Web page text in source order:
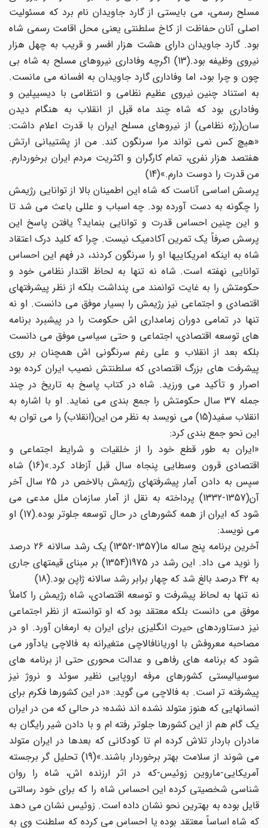
مسلح رسمی، می بایستی از گارد جاویدان نام برد که مسئولیت
اصلی آنان حفاظت از کاخ سلطنتی یعنی محل اقامت رسمی شاه
بود. گارد جاویدان دارای هشت هزار افسر و قریب به چهل هزار
نیروی وظیفه بود.(13) اگرچه وفاداری نیروهای مسلح به شاه بی
چون و چرا بود، اما وفاداری گارد جاویدان به افسانه می مانست.
به استناد چنین نیروی عظیم نظامی و انتظامی با دیسیپلین و
وفاداری بود که شاه چند ماه قبل از انقلاب به هنگام دیدن
سان(رژه نظامی) از نیروهای مسلح ایران با قدرت اعلام داشت:
«هیچ کس نمی تواند مرا سرنگون کند. من از پشتیبانی ارتش
هفتصد هزار نفری، تمام کارگران و اکثریت مردم ایران برخوردارم.
من قدرت را دوست دارم.»(14)
پرسش اساسی آناست که شاه این اطمینان بالا از توانایی رژیمش
را چگونه به دست آورده بود. چه اسباب و عللی باعث می شد تا
و این چنین احساس قدرت و توانایی بنماید؟ یافتن پاسخ این
پرسش صرفاً یک تمرین آکادمیک نیست. چرا که کلید درک اعتقاد
شاه به اینکه امریکاییها او را سرنگون کردند، در فهم این احساس
توانایی نهفته است. شاه نه تنها به لحاظ اقتدار نظامی خود و
حکومتش را به غایت توانمند می پنداشت بلکه از نظر پیشرفتهای
اقتصادی و اجتماعی نیز رژیمش را بسیار موفق می دانست. او نه
تنها در تمامی دوران زمامداری اش حکومت را در پیشبرد برنامه
های توسعه اقتصادی، اجتماعی و حتی سیاسی موفق می دانست
بلکه بعد از انقلاب و علی رغم سرنگونی اش همچنان بر روی
پیشرفت های بزرگ اقتصادی که سلطنتش نصیب ایران کرده بود
اصرار و تأکید می ورزید. شاه در کتاب پاسخ به تاریخ در چند
جمله 37 سال حکومتش را جمع بندی می نماید. او با اشاره به
انقلاب سفید(15) می نویسد به نظر من این(انقلاب) را می توان به
این نحو جمع بندی کرد:
«ایران به طور قطع خود را از خلقیات و شرایط اجتماعی و
اقتصادی قرون وسطایی پنجاه سال قبل آزطاد کرد.»(16) شاه
سپس به دادن آمار پیشرفتهای رژیمش بالاخص در 25 سال آخر
آن(1357-1332) پرداخته به نقل از آمار سازمان ملل مدعی می
شود که ایران از همه کشورهای در حال توسعه جلوتر بوده.(17) او
می نویسد:
آخرین برنامه پنج ساله ما(1357-1352) یک رشد سالانه 26 درصد
را نوید می داد. این رشد در 1975(1354) بر مبنای قیمتهای جاری
به 42 درصد بالغ شد که چهار برابر رشد سالانه ژاپن بود.(18)
نه تنها به لحاظ پیشرفت و توسعه اقتصادی، شاه رژیمش را کاملاً
موفق می دانست بلکه معتقد بود که او توانسته از نظر اجتماعی
نیز دستاوردهای حیرت انگلیزی برای ایران به ارمغان آورد. او در
مصاحبه معروفش با اوریانافالاچی متغیرانه به فالاچی یادآور می
شود که برنامه های رفاهی و عدالت محوری حتی از برنامه های
سوسیالیستی کشورهای مرفه اروپایی نظیر سوئد و نروژ نیز
پیشرفته تر است. به فالاچی می گوید: «در این کشورها فکرم برای
انسانهایی که هنوز متولد نشده اند نشده؛ در حالی که من در ایران
یک گام هم از این کشورها جلوتر رفته ام و با دادن شیر رایگان به
مادران باردار تلاش کرده ام تا کودکانی که بعدها در ایران متولد
می شوند از سلامت بهتر برخوردار باشند.»(19) تحلیل گر برجسته
آمریکایی-ماروین زوئیس-که در اثر ارزنده اش، شاه را روان
شناسی شخصیتی کرده این احساس شاه را که برای خود رسالتی
قایل بوده به بهترین نحو نشان داده است. زوئیس نشان می دهد
که شاه اساساً معتقد بوده یا احساس می کرده که سلطنت وی به